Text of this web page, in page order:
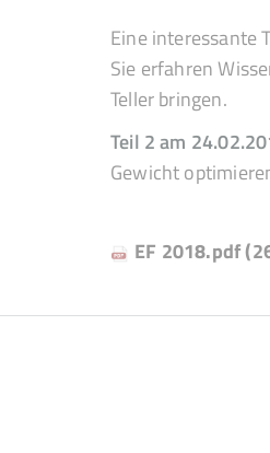
Eine interessante
Sie erfahren
Teller bringen.
Teil 2 am
Gewicht
EF 2018.pdf